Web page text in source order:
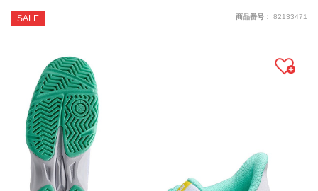
SALE 商品番号： 82133471